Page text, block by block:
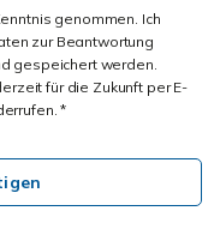
genommen. Ich
zur Beantwortung
gespeichert werden.
für die Zukunft per E-
*